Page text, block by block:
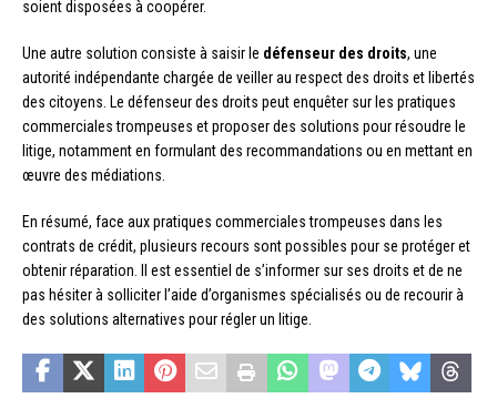
soient disposées à coopérer.
Une autre solution consiste à saisir le défenseur des droits, une
autorité indépendante chargée de veiller au respect des droits et libertés
des citoyens. Le défenseur des droits peut enquêter sur les pratiques
commerciales trompeuses et proposer des solutions pour résoudre le
litige, notamment en formulant des recommandations ou en mettant en
œuvre des médiations.
En résumé, face aux pratiques commerciales trompeuses dans les
contrats de crédit, plusieurs recours sont possibles pour se protéger et
obtenir réparation. Il est essentiel de s’informer sur ses droits et de ne
pas hésiter à solliciter l’aide d’organismes spécialisés ou de recourir à
des solutions alternatives pour régler un litige.